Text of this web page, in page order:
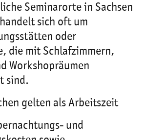
Seminarorte in Sachsen
sich oft um
oder
die mit Schlafzimmern,
Workshopräumen
sind.
gelten als Arbeitszeit
und